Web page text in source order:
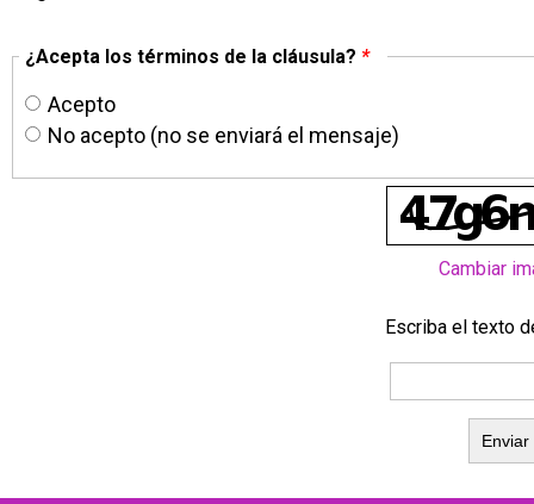
¿Acepta los términos de la cláusula? *
Acepto
No acepto (no se enviará el mensaje)
Cambiar
Escriba el texto